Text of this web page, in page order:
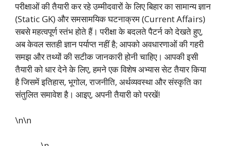
परीक्षाओं की तैयारी कर रहे उम्मीदवारों के लिए बिहार का सामान्य ज्ञान
(Static GK) और समसामयिक घटनाक्रम (Current Affairs)
सबसे महत्वपूर्ण स्तंभ होते हैं। परीक्षा के बदलते पैटर्न को देखते हुए,
अब केवल सतही ज्ञान पर्याप्त नहीं है; आपको अवधारणाओं की गहरी
समझ और तथ्यों की सटीक जानकारी होनी चाहिए। आपकी इसी
तैयारी को धार देने के लिए, हमने एक विशेष अभ्यास सेट तैयार किया
है जिसमें इतिहास, भूगोल, राजनीति, अर्थव्यवस्था और संस्कृति का
संतुलित समावेश है। आइए, अपनी तैयारी को परखें!
\n\n